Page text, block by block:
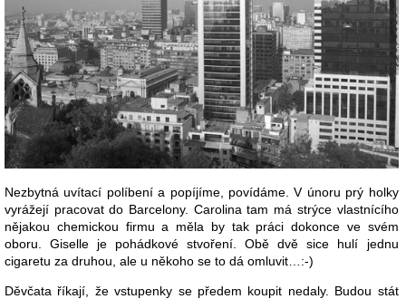
Nezbytná uvítací políbení a popíjíme, povídáme. V únoru prý holky
vyrážejí pracovat do Barcelony. Carolina tam má strýce vlastnícího
nějakou chemickou firmu a měla by tak práci dokonce ve svém
oboru. Giselle je pohádkové stvoření. Obě dvě sice hulí jednu
cigaretu za druhou, ale u někoho se to dá omluvit…:-)
Děvčata říkají, že vstupenky se předem koupit nedaly. Budou stát